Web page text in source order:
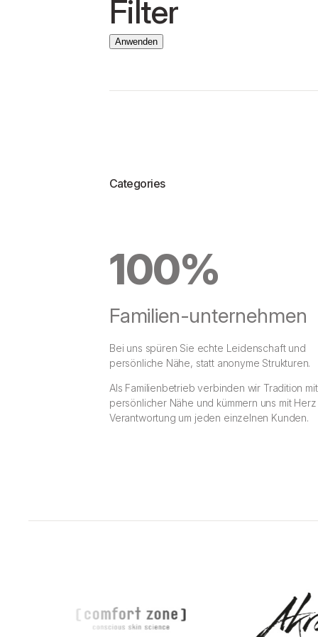
Filter
Anwenden
Categories
100%
Familien-unternehmen
Bei uns spüren Sie echte Leidenschaft und
persönliche Nähe, statt anonyme Strukturen.
Als Familienbetrieb verbinden wir Tradition mit
persönlicher Nähe und kümmern uns mit
Verantwortung um jeden einzelnen Kunden.